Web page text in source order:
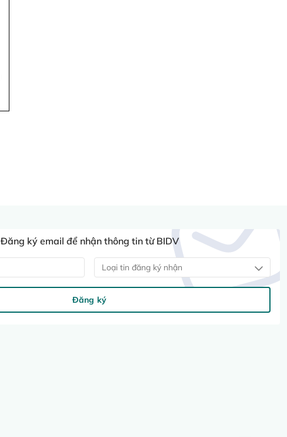
Đăng ký email để nhận thông tin từ BIDV
Loại tin đăng ký nhận
Đăng ký